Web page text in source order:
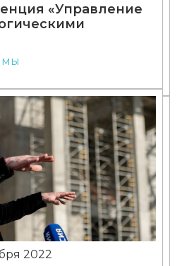
«Управление
2022